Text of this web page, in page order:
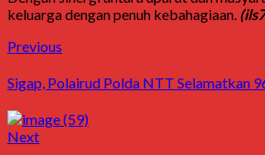
keluarga dengan penuh kebahagiaan.
Post
navigation
Previous
Sigap, Polairud Polda NTT Selamatkan
NextNext